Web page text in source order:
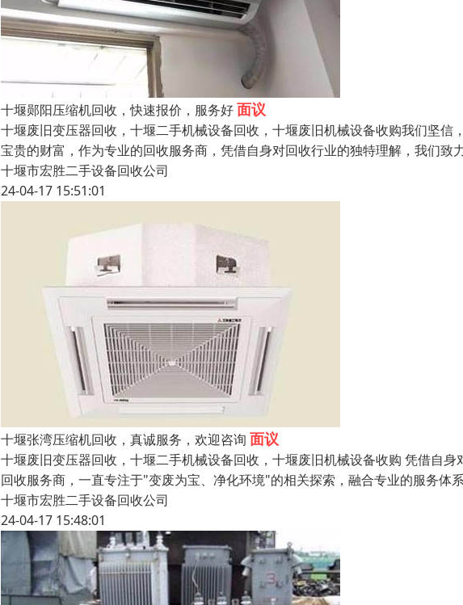
十堰郧阳压缩机回收，快速报价，服务好面议
十堰废旧变压器回收，十堰二手机械设备回收，十堰废旧机械设备收购我们坚
宝贵的财富，作为专业的回收服务商，凭借自身对回收行业的独特理解，我们
十堰市宏胜二手设备回收公司
24-04-17 15:51:01
十堰张湾压缩机回收，真诚服务，欢迎咨询 面议
十堰废旧变压器回收，十堰二手机械设备回收，十堰废旧机械设备收购 凭借自
回收服务商，一直专注于"变废为宝、净化环境"的相关探索，融合专业的服务体
十堰市宏胜二手设备回收公司
24-04-17 15:48:01